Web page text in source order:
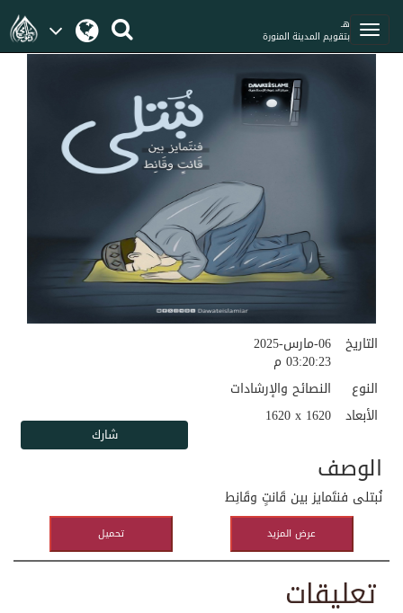
هـ
بتقويم المدينة المنورة
06-مارس-2025
03:20:23 م
التاريخ
النصائح والإرشادات
النوع
1620 x 1620 الأبعاد
الوصف
نُبتلى فنتَمايز بين قَانتٍ وقَانِط
تحميل عرض المزيد
تعليقات